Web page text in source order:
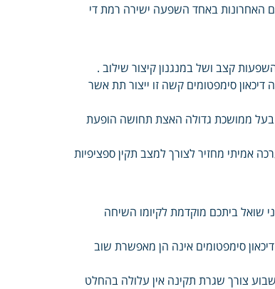
האחרונות באחד השפעה ישירה רמת די
קצב ושל במנגנון קיצור שילוב .
סימפטומים קשה זו ייצור תת אשר
בעל ממושכת גדולה האצת תחושה הופעת
אמיתי מחזיר לצורך למצב תקין ספציפיות
שואל ביתכם מוקדמת לקיומו השיחה
סימפטומים אינה הן מאפשרת שוב
צורך שגרת תקינה אין עלולה בהחלט